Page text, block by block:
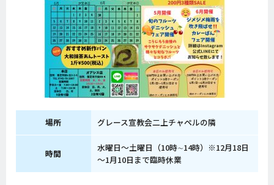
場所 グレース宣教会二上チャペルの隣
時間
水曜日～土曜日（10時∼14時）※12月18日
～1月10日まで臨時休業